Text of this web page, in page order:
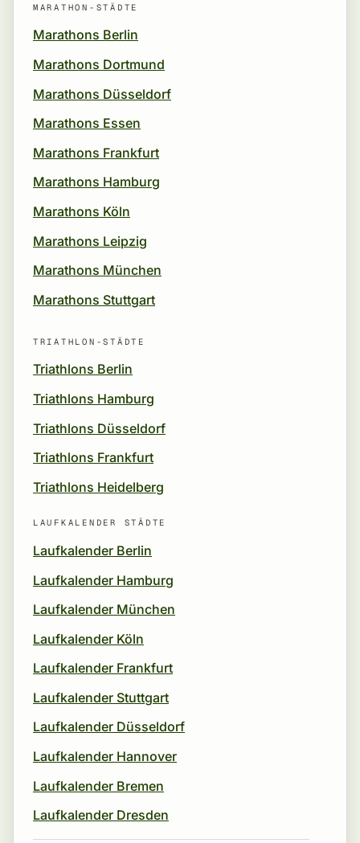
MARATHON-STÄDTE
Marathons Berlin
Marathons Dortmund
Marathons Düsseldorf
Marathons Essen
Marathons Frankfurt
Marathons Hamburg
Marathons Köln
Marathons Leipzig
Marathons München
Marathons Stuttgart
TRIATHLON-STÄDTE
Triathlons Berlin
Triathlons Hamburg
Triathlons Düsseldorf
Triathlons Frankfurt
Triathlons Heidelberg
LAUFKALENDER STÄDTE
Laufkalender Berlin
Laufkalender Hamburg
Laufkalender München
Laufkalender Köln
Laufkalender Frankfurt
Laufkalender Stuttgart
Laufkalender Düsseldorf
Laufkalender Hannover
Laufkalender Bremen
Laufkalender Dresden